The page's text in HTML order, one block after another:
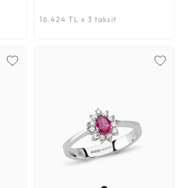
16.424 TL x 3 taksit